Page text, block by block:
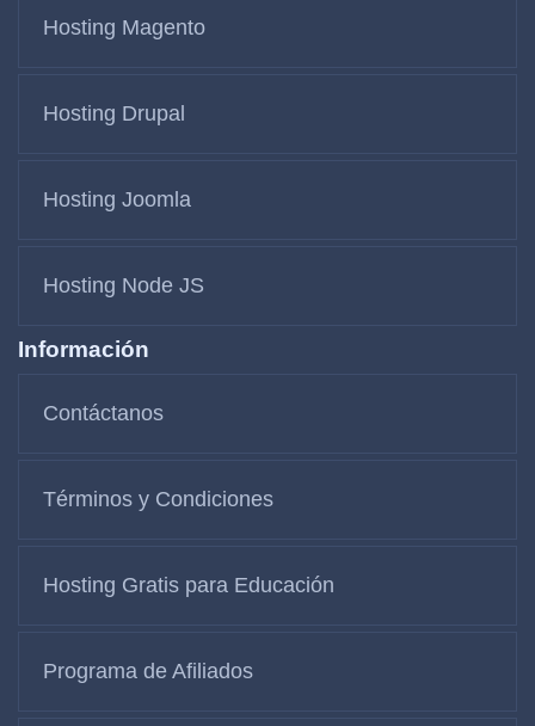
Hosting Magento
Hosting Drupal
Hosting Joomla
Hosting Node JS
Información
Contáctanos
Términos y Condiciones
Hosting Gratis para Educación
Programa de Afiliados